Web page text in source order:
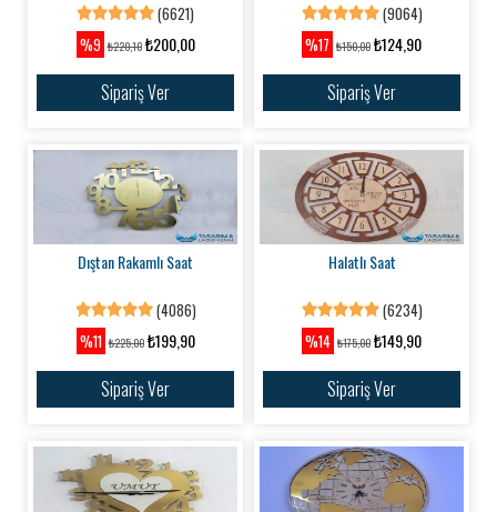
(6621)
%9 ₺220,10₺200,00
Sipariş Ver
(9064)
%17 ₺150,00 ₺124,90
Sipariş Ver
Dıştan Rakamlı Saat
(4086)
%11 ₺225,00₺199,90
Sipariş Ver
Halatlı Saat
(6234)
%14 ₺175,00 ₺149,90
Sipariş Ver